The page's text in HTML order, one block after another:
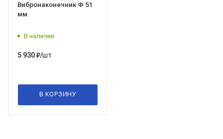
Вибронаконечник Ф 51
мм
В наличии
5 930₽/шт
В КОРЗИНУ